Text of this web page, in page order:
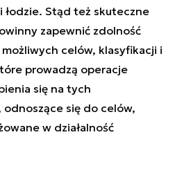
łodzie. Stąd też skuteczne
zapewnić zdolność
celów, klasyfikacji i
prowadzą operacje
się na tych
się do celów,
w działalność